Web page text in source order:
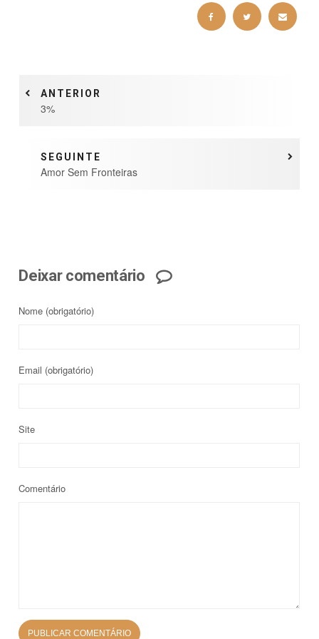
ANTERIOR
3%
SEGUINTE
Amor Sem Fronteiras
Deixar comentário
Nome (obrigatório)
Email (obrigatório)
Site
Comentário